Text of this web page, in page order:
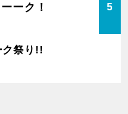
ーク！ 5
ク祭り!!